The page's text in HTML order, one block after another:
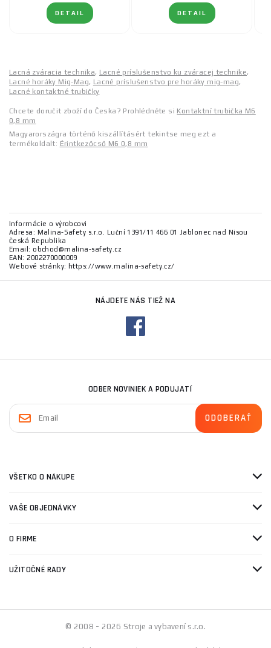
DETAIL DETAIL
Lacná zváracia technika, Lacné príslušenstvo ku zváracej technike,
Lacné horáky Mig-Mag, Lacné príslušenstvo pre horáky mig-mag,
Lacné kontaktné trubičky
Chcete doručit zboží do Česka? Prohlédněte si Kontaktní trubička M6
0,8 mm
Magyarországra történő kiszállításért tekintse meg ezt a
termékoldalt: Érintkezőcső M6 0,8 mm
Informácie o výrobcovi
Adresa: Malina-Safety s.r.o. Luční 1391/11 466 01 Jablonec nad Nisou
Česká Republika
Email: obchod@malina-safety.cz
EAN: 2002270000009
Webové stránky: https://www.malina-safety.cz/
NÁJDETE NÁS TIEŽ NA
ODBER NOVINIEK A PODUJATÍ
VŠETKO O NÁKUPE
VAŠE OBJEDNÁVKY
O FIRME
UŽITOČNÉ RADY
© 2008 - 2026 Stroje a vybavení s.r.o.